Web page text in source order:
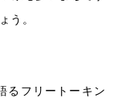
う。
るフリートーキン